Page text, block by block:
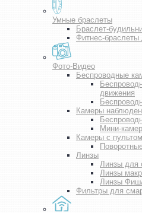
Умные браслеты
Браслет-
Фитнес-браслеты
Фото-Видео
Беспроводные
движения
Камеры
Мини-
Камеры с пультом
Линзы
Линзы для
Линзы
Линзы
Фильтры для